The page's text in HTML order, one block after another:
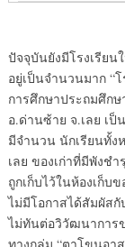
ปัจจุบันยังมีโรงเรีย
อยู่เป็นจำนวนมาก “
การศึกษาประถมศึกษ
อ.ด่านซ้าย จ.เลย เ
มีจำนวน นักเรียนทั้ง
เลย ของเก่าที่มีพังช
ถูกเก็บไว้ในห้องเก็บ
ไม่มีโอกาสได้สัมผัสกั
ไม่ทันต่อวิวัฒนาการ